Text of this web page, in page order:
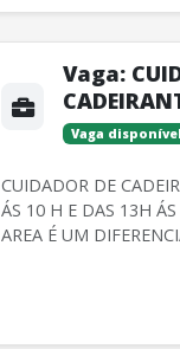
Vaga:
Vaga disponível
CUIDADOR DE
ÁS 10 H E DAS 13H
AREA É UM